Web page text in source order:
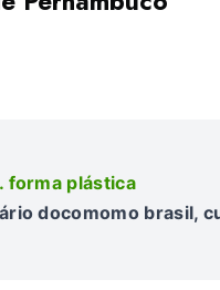
forma plástica
docomomo brasil,